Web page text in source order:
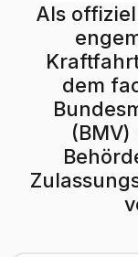
Als
dem